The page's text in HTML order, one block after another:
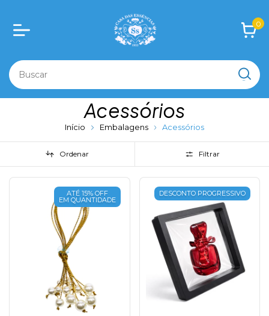
0
Acessórios
Início Embalagens Acessórios
Ordenar Filtrar
ATÉ 15% OFF
EM QUANTIDADE
DESCONTO PROGRESSIVO